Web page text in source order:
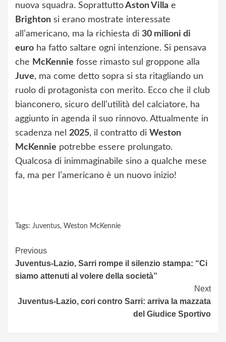
nuova squadra. SoprattuttoAston Villa e
Brighton si erano mostrate interessate
all’americano, ma la richiesta di 30 milioni di
euro ha fatto saltare ogni intenzione. Si pensava
che McKennie fosse rimasto sul groppone alla
Juve, ma come detto sopra si sta ritagliando un
ruolo di protagonista con merito. Ecco che il club
bianconero, sicuro dell’utilità del calciatore, ha
aggiunto in agenda il suo rinnovo. Attualmente in
scadenza nel 2025, il contratto di Weston
McKennie potrebbe essere prolungato.
Qualcosa di inimmaginabile sino a qualche mese
fa, ma per l’americano è un nuovo inizio!
Tags: Juventus, Weston McKennie
Continue
Reading
Previous
Juventus-Lazio, Sarri rompe il silenzio stampa: “Ci
siamo attenuti al volere della società”
Next
Juventus-Lazio, cori contro Sarri: arriva la mazzata
del Giudice Sportivo